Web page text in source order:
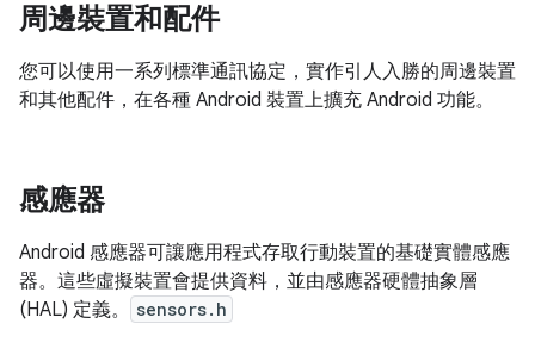
周邊裝置和配件
您可以使用一系列標準通訊協定，實作引人入勝的周邊裝置
和其他配件，在各種 Android 裝置上擴充 Android 功能。
感應器
Android 感應器可讓應用程式存取行動裝置的基礎實體感應
器。這些虛擬裝置會提供資料，並由感應器硬體抽象層
(HAL) 定義。
sensors.h